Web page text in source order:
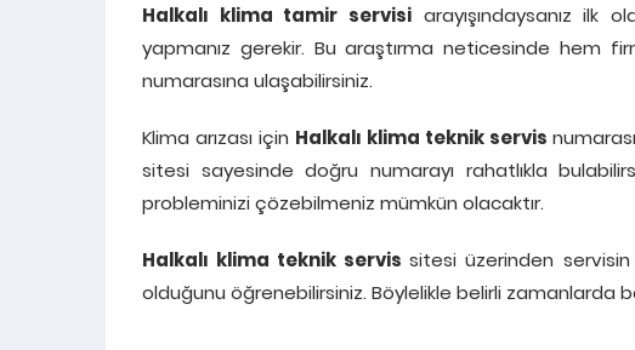
Halkalı klima tamir servisi arayışındaysanız ilk
yapmanız gerekir. Bu araştırma neticesinde hem
numarasına ulaşabilirsiniz.
Klima arızası için Halkalı klima teknik servis
sitesi sayesinde doğru numarayı rahatlıkla
probleminizi çözebilmeniz mümkün olacaktır.
Halkalı klima teknik servissitesi üzerinden servisin
olduğunu öğrenebilirsiniz. Böylelikle belirli zamanlarda